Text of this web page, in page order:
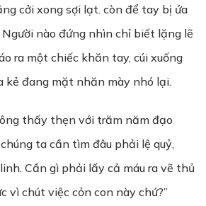
cởi xong sợi lạt. còn để tay bị ứa
nào đứng nhìn chỉ biết lặng lẽ
ra một chiếc khăn tay, cúi xuống
kẻ đang mặt nhăn mày nhó lại.
thấy thẹn với trăm năm đạo
ta cần tìm đâu phải lệ quỷ,
Cần gì phải lấy cả máu ra vẽ thủ
vì chút việc cỏn con này chứ?”